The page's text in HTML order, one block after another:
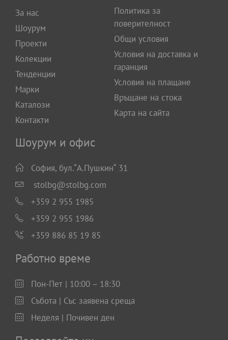
За нас
Шоурум
Проекти
Колекции
Тенденции
Марки
Каталози
Контакти
Политика за
поверителност
Общи условия
Условия на доставка и
гаранция
Условия на плащане
Връщане на стока
Карта на сайта
Шоурум и офис
София, бул.“А.Пушкин“ 31
stolbg@stolbg.com
+359 2 955 1985
+359 2 955 1986
+359 886 85 19 85
Работно време
Пон-Пет | 10:00 – 18:30
Събота | Със заявена среща
Неделя | Почивен ден